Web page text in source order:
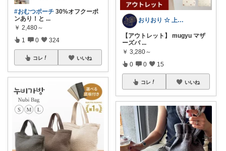
#おむつポーチ 30%オフクーポ
ンあり！と ...
￥ 2,480～
1 0 324
コレ いいね
おりおり ☆ 上限🙏
【アウトレット】 mugyu マザ
ーズバ ...
￥ 3,280～
0 0 15
コレ いいね